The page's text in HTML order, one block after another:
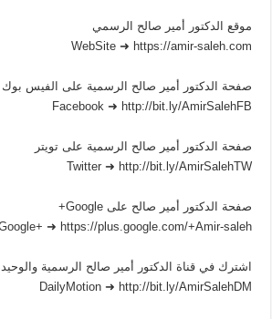
موقع الدكتور أمير صالح الرسمي
WebSite ➜ https://amir-saleh.com
صفحة الدكتور أمير صالح الرسمية على الفيس بوك
Facebook ➜ http://bit.ly/AmirSalehFB
صفحة الدكتور أمير صالح الرسمية على تويتر
Twitter ➜ http://bit.ly/AmirSalehTW
صفحة الدكتور أمير صالح على Google+
➜ https://plus.google.com/+Amir-saleh
اشترك في قناة الدكتور أمير صالح الرسمية
DailyMotion ➜ http://bit.ly/AmirSalehDM